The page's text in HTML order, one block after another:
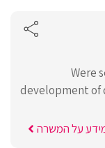
Were
development of
על המשרה